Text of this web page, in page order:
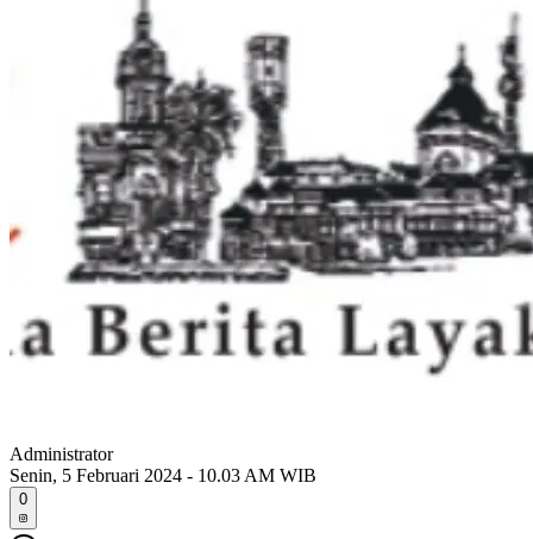
Administrator
Senin, 5 Februari 2024 - 10.03 AM WIB
0